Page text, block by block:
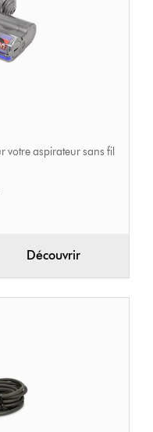
votre aspirateur sans fil
Découvrir